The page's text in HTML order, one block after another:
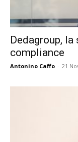
Dedagroup,
compliance
Antonino Caffo - 21